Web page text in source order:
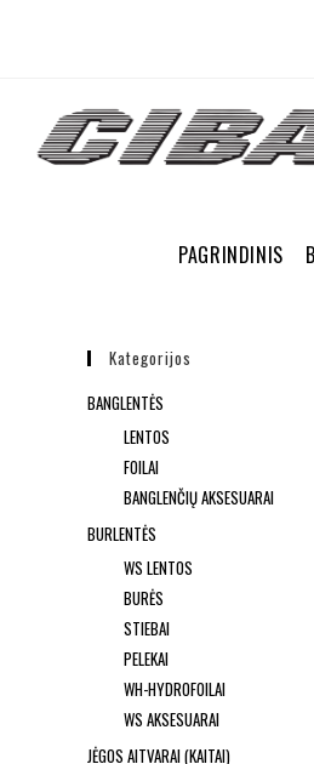
PAGRINDINIS
Kategorijos
BANGLENTĖS
LENTOS
FOILAI
BANGLENČIŲ AKSESUARAI
BURLENTĖS
WS LENTOS
BURĖS
STIEBAI
PELEKAI
WH-HYDROFOILAI
WS AKSESUARAI
JĖGOS AITVARAI (KAITAI)